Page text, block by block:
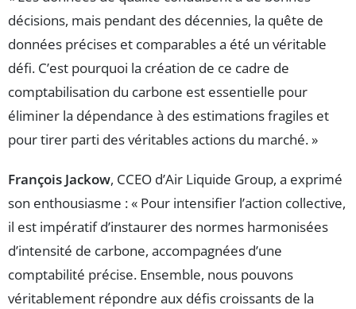
décisions, mais pendant des décennies, la quête de
données précises et comparables a été un véritable
défi. C’est pourquoi la création de ce cadre de
comptabilisation du carbone est essentielle pour
éliminer la dépendance à des estimations fragiles et
pour tirer parti des véritables actions du marché. »
François Jackow, CCEO d’Air Liquide Group, a exprimé
son enthousiasme : « Pour intensifier l’action collective,
il est impératif d’instaurer des normes harmonisées
d’intensité de carbone, accompagnées d’une
comptabilité précise. Ensemble, nous pouvons
véritablement répondre aux défis croissants de la